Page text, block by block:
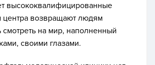
высококвалифицированные
центра возвращают людям
смотреть на мир, наполненный
своими глазами.